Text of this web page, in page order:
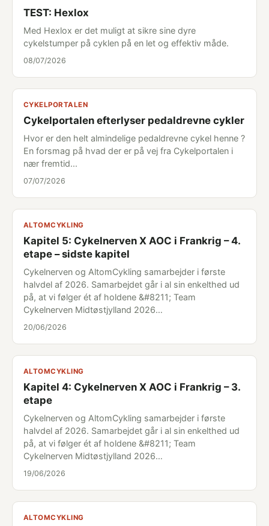
TEST: Hexlox
Med Hexlox er det muligt at sikre sine dyre
cykelstumper på cyklen på en let og effektiv måde.
08/07/2026
CYKELPORTALEN
Cykelportalen efterlyser pedaldrevne cykler
Hvor er den helt almindelige pedaldrevne cykel henne ?
En forsmag på hvad der er på vej fra Cykelportalen i
nær fremtid...
07/07/2026
ALTOMCYKLING
Kapitel 5: Cykelnerven X AOC i Frankrig – 4.
etape – sidste kapitel
Cykelnerven og AltomCykling samarbejder i første
halvdel af 2026. Samarbejdet går i al sin enkelthed ud
på, at vi følger ét af holdene &#8211; Team
Cykelnerven Midtøstjylland 2026…
20/06/2026
ALTOMCYKLING
Kapitel 4: Cykelnerven X AOC i Frankrig – 3.
etape
Cykelnerven og AltomCykling samarbejder i første
halvdel af 2026. Samarbejdet går i al sin enkelthed ud
på, at vi følger ét af holdene &#8211; Team
Cykelnerven Midtøstjylland 2026…
19/06/2026
ALTOMCYKLING